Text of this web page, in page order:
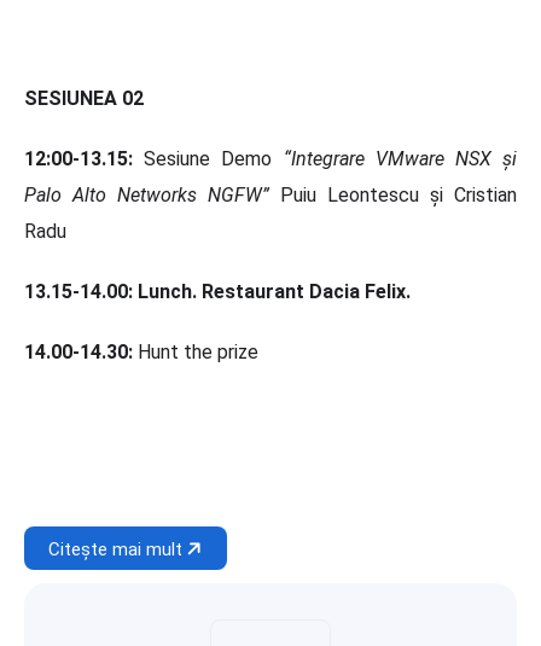
SESIUNEA 02
12:00-13.15: Sesiune Demo “Integrare VMware NSX și
Palo Alto Networks NGFW” Puiu Leontescu și Cristian
Radu
13.15-14.00: Lunch. Restaurant Dacia Felix.
14.00-14.30: Hunt the prize
Citește mai mult